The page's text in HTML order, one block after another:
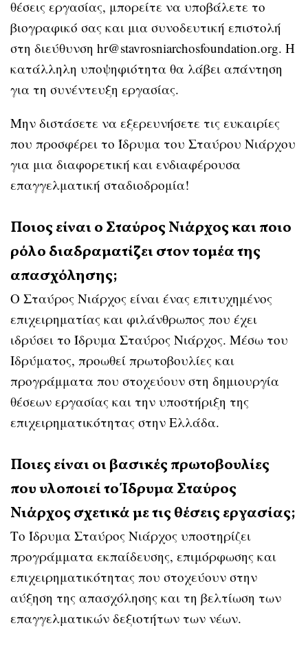
θέσεις εργασίας, μπορείτε να υποβάλετε το
βιογραφικό σας και μια συνοδευτική επιστολή
στη διεύθυνση hr@stavrosniarchosfoundation.org. Η
κατάλληλη υποψηφιότητα θα λάβει απάντηση
για τη συνέντευξη εργασίας.
Μην διστάσετε να εξερευνήσετε τις ευκαιρίες
που προσφέρει το Ίδρυμα του Σταύρου Νιάρχου
για μια διαφορετική και ενδιαφέρουσα
επαγγελματική σταδιοδρομία!
Ποιος είναι ο Σταύρος Νιάρχος και ποιο
ρόλο διαδραματίζει στον τομέα της
απασχόλησης;
Ο Σταύρος Νιάρχος είναι ένας επιτυχημένος
επιχειρηματίας και φιλάνθρωπος που έχει
ιδρύσει το Ίδρυμα Σταύρος Νιάρχος. Μέσω του
Ιδρύματος, προωθεί πρωτοβουλίες και
προγράμματα που στοχεύουν στη δημιουργία
θέσεων εργασίας και την υποστήριξη της
επιχειρηματικότητας στην Ελλάδα.
Ποιες είναι οι βασικές πρωτοβουλίες
που υλοποιεί το Ίδρυμα Σταύρος
Νιάρχος σχετικά με τις θέσεις εργασίας;
Το Ίδρυμα Σταύρος Νιάρχος υποστηρίζει
προγράμματα εκπαίδευσης, επιμόρφωσης και
επιχειρηματικότητας που στοχεύουν στην
αύξηση της απασχόλησης και τη βελτίωση των
επαγγελματικών δεξιοτήτων των νέων.